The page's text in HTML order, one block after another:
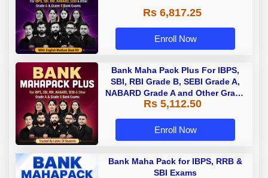
Rs 6,817.25
Enroll Now
Bank Maha Pack Plus For IBPS,
SBI, RBI Grade B, SEBI Grade A,
NABARD Grade A and Other Grade
A & Grade B Bank Exams
Rs 5,112.50
Enroll Now
Bank Maha Pack for IBPS, RRB &
SBI Exams